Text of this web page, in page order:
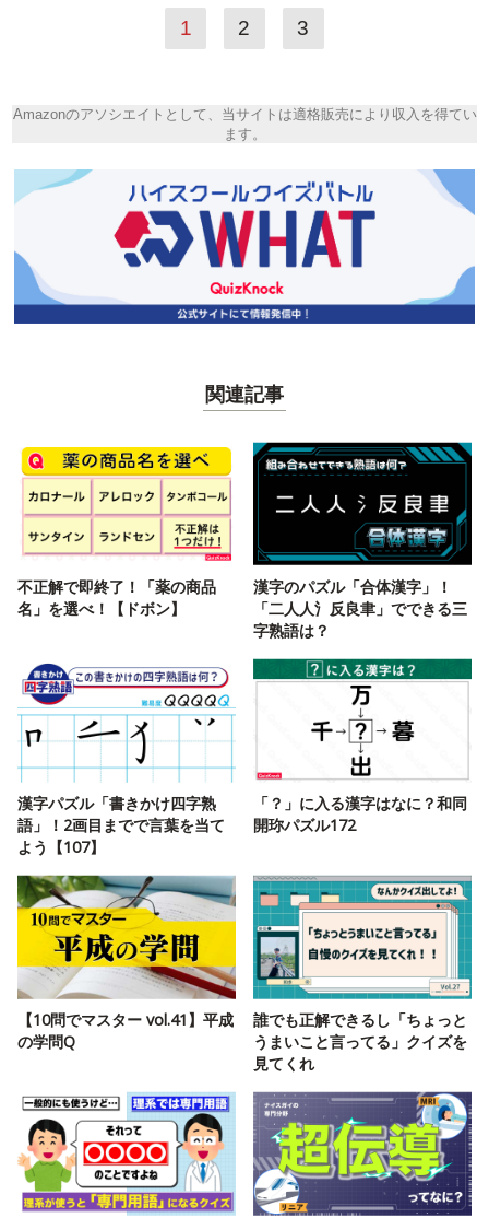
1 2 3
Amazonのアソシエイトとして、当サイトは適格販売により収入を得てい
ます。
関連記事
不正解で即終了！「薬の商品
名」を選べ！【ドボン】
漢字のパズル「合体漢字」！
「二人人氵反良聿」でできる三
字熟語は？
漢字パズル「書きかけ四字熟
語」！2画目までで言葉を当て
よう【107】
「？」に入る漢字はなに？和同
開珎パズル172
【10問でマスター vol.41】平成
の学問Q
誰でも正解できるし「ちょっと
うまいこと言ってる」クイズを
見てくれ